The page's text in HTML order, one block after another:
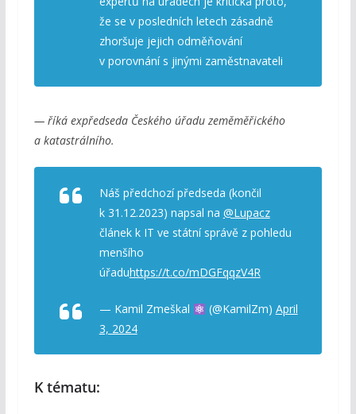
že se v posledních letech zásadně
zhoršuje jejich odměňování
v porovnání s jinými zaměstnavateli
— říká expředseda Českého úřadu zeměměřického
a katastrálního.
Náš předchozí předseda (končil
k 31.12.2023) napsal na @Lupacz
článek k IT ve státní správě z pohledu
menšího
úřaduhttps://t.co/mDGFqqzV4R
— Kamil Zmeškal (@KamilZm) April
3, 2024
K tématu: